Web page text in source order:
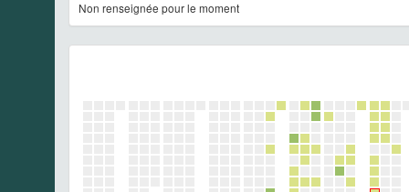
Non renseignée pour le moment